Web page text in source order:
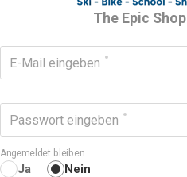
The Epic Shop
E-Mail eingeben
Passwort eingeben
Angemeldet bleiben
Ja Nein